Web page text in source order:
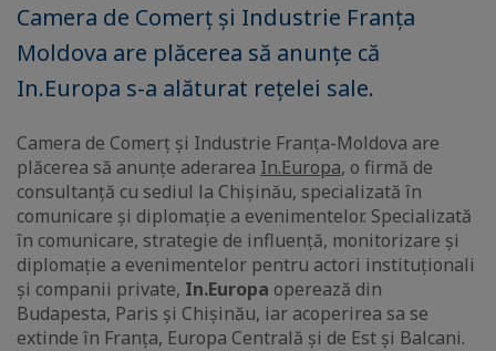
Camera de Comerț și Industrie Franța
Moldova are plăcerea să anunțe că
In.Europa s-a alăturat rețelei sale.
Camera de Comerț și Industrie Franța-Moldova are
plăcerea să anunțe aderarea In.Europa, o firmă de
consultanță cu sediul la Chișinău, specializată în
comunicare și diplomație a evenimentelor. Specializată
în comunicare, strategie de influență, monitorizare și
diplomație a evenimentelor pentru actori instituționali
și companii private, In.Europa operează din
Budapesta, Paris și Chișinău, iar acoperirea sa se
extinde în Franța, Europa Centrală și de Est și Balcani.